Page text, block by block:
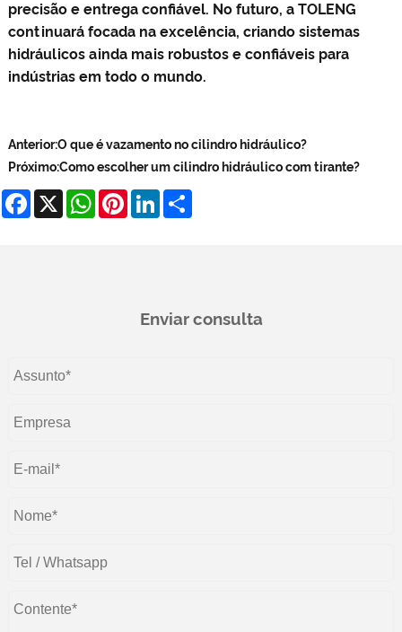
precisão e entrega confiável. No futuro, a TOLENG
continuará focada na excelência, criando sistemas
hidráulicos ainda mais robustos e confiáveis ​​para
indústrias em todo o mundo.
Anterior:O que é vazamento no cilindro hidráulico?
Próximo:Como escolher um cilindro hidráulico com tirante?
Facebook
X WhatsApp
PinterestLinkedIn
Enviar consulta